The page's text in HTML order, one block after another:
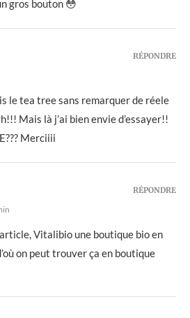
gros bouton 😳
le tea tree sans remarquer de réele
Mais là j’ai bien envie d’essayer!!
Merciiii
RÉPONDRE
Vitalibio une boutique bio en
on peut trouver ça en boutique
RÉPONDRE